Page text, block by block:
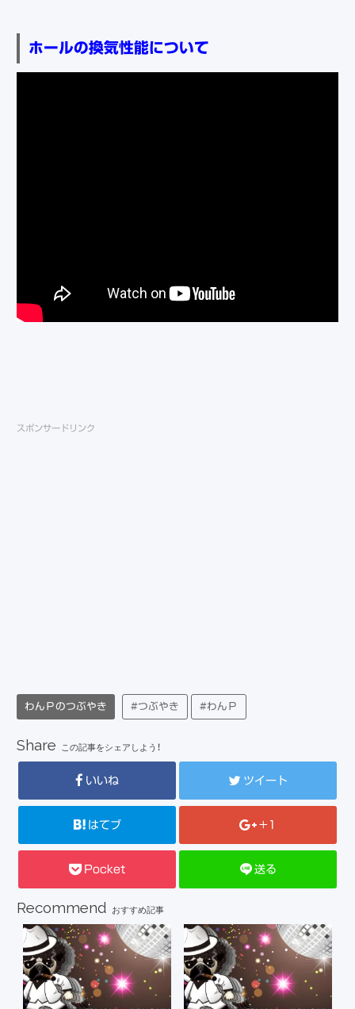
ホールの換気性能について
スポンサードリンク
わんＰのつぶやき #つぶやき #わんＰ
Share この記事をシェアしよう！
いいね ツイート
はてブ +1
Pocket 送る
Recommend おすすめ記事